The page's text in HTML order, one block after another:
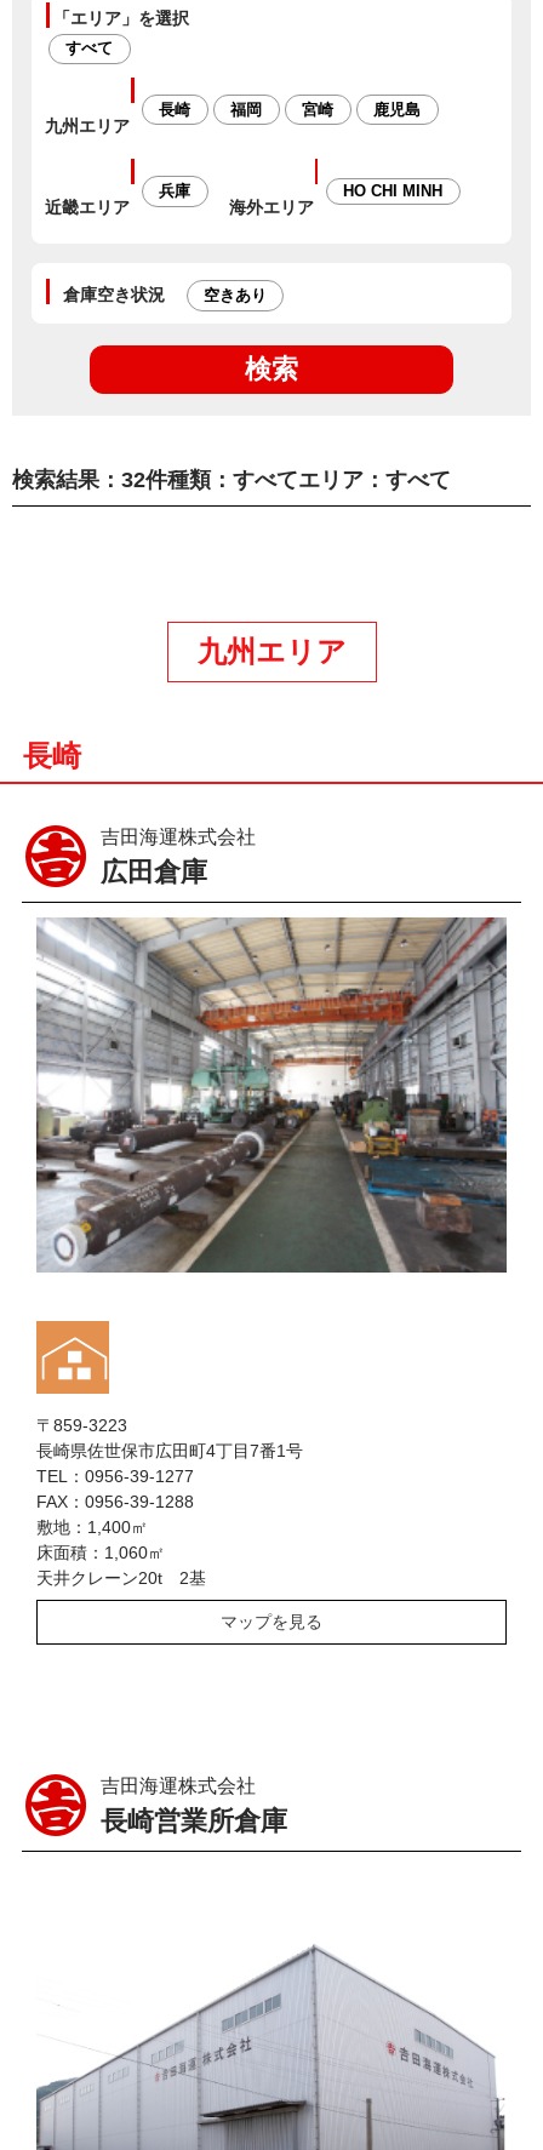
「エリア」を選択
すべて
九州エリア
長崎 福岡 宮崎 鹿児島
近畿エリア
兵庫
海外エリア
HO CHI MINH
倉庫空き状況 空きあり
検索
検索結果： 32件種類： すべてエリア： すべて
九州エリア
長崎
吉田海運株式会社
広田倉庫
〒859-3223
長崎県佐世保市広田町4丁目7番1号
TEL：0956-39-1277
FAX：0956-39-1288
敷地：1,400㎡
床面積：1,060㎡
天井クレーン20t 2基
マップを見る
吉田海運株式会社
長崎営業所倉庫